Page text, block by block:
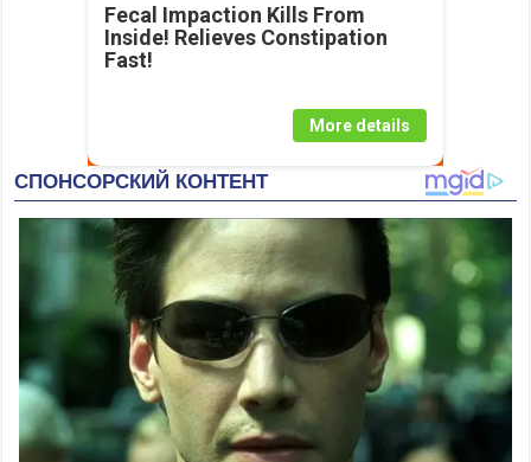
Fecal Impaction Kills From
Inside! Relieves Constipation
Fast!
More details